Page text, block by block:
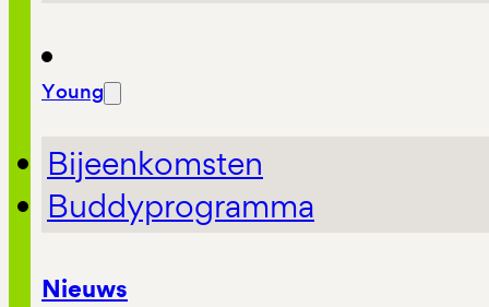
Young
Bijeenkomsten
Buddyprogramma
Nieuws